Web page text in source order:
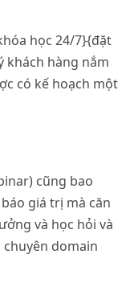
học 24/7}{đặt
khách hàng nắm
có kế hoạch một
cũng bao
giá trị mà căn
và học hỏi và
domain